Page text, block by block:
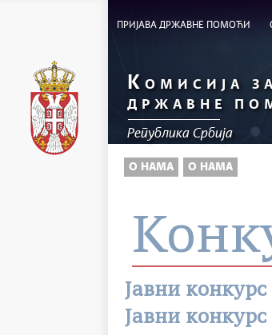
ПРИЈАВА ДРЖАВНЕ ПОМОЋИ
К ОМИСИЈА
ДРЖАВНЕ
Република Србија
О НАМА О НАМА
Јавни
Јавни